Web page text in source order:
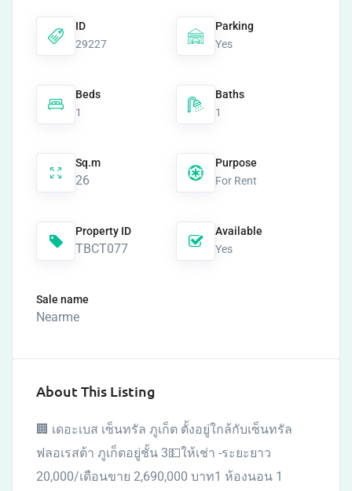
ID
29227
Parking
Yes
Beds
1
Baths
1
Sq.m
26
Purpose
For Rent
Property ID
TBCT077
Available
Yes
Sale name
Nearme
About This Listing
🏢 เดอะเบส เซ็นทรัล ภูเก็ต ตั้งอยู่ใกล้กับเซ็นทรัล
ฟลอเรสต้า ภูเก็ตอยู่ชั้น 3💵ให้เช่า -ระยะยาว
20,000/เดือนขาย 2,690,000 บาท1 ห้องนอน 1